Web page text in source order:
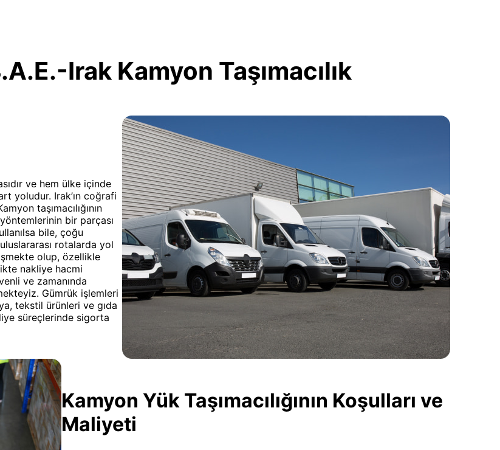
Irak Kamyon Taşımacılık
ve hem ülke içinde
yoludur. Irak’ın coğrafi
taşımacılığının
bir parçası
bile, çoğu
rotalarda yol
olup, özellikle
nakliye hacmi
ve zamanında
Gümrük işlemleri
tekstil ürünleri ve gıda
süreçlerinde sigorta
Kamyon Yük Taşımacılığının Koşulları ve
Maliyeti